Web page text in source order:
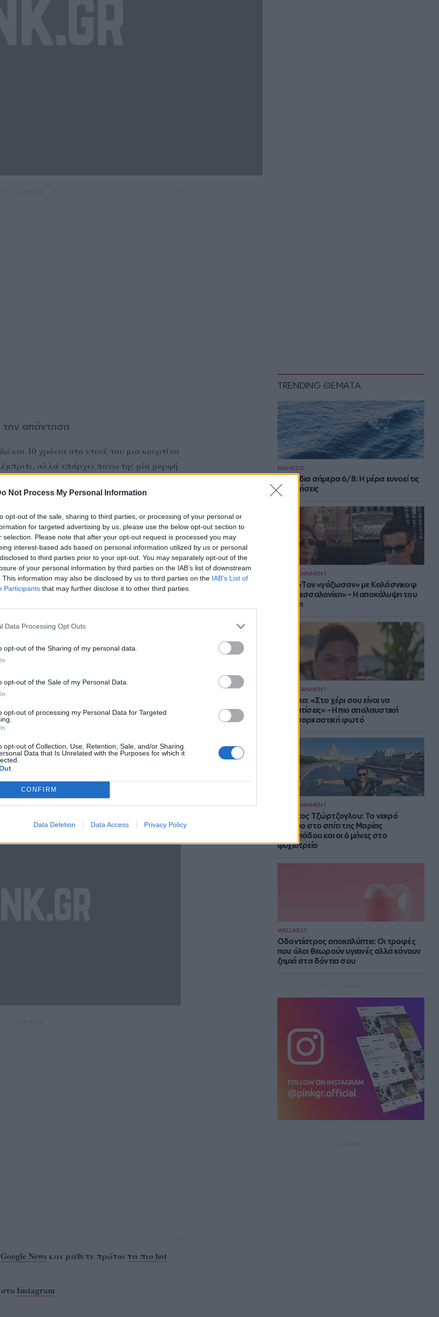
Not Process My Personal Information
opt-out of the sale, sharing to third parties, or processing of your personal or
for targeted advertising by us, please use the below opt-out section to
selection. Please note that after your opt-out request is processed you may
interest-based ads based on personal information utilized by us or personal
to third parties prior to your opt-out. You may separately opt-out of the
of your personal information by third parties on the IAB’s list of downstream
This information may also be disclosed by us to third parties on the IAB’s List of
Participants that may further disclose it to other third parties.
Data Processing Opt Outs
opt-out of the Sharing of my personal data.
opt-out of the Sale of my Personal Data.
opt-out of processing my Personal Data for Targeted
opt-out of Collection, Use, Retention, Sale, and/or Sharing
Data that Is Unrelated with the Purposes for which it
CONFIRM
Data Deletion Data Access Privacy Policy
TRENDING ΘΕΜΑΤΑ
ΕΙΔΗΣΕΙΣ
Τα ζώδια σήμερα 6/8: Η μέρα ευνοεί τις
συζητήσεις
ENTERTAINMENT
Νίνο: «Τον «γάζωσαν» με Καλάσνικοφ
στη Θεσσαλονίκη» – Η αποκάλυψη του
Ψινάκη
ENTERTAINMENT
Μπάρκα: «Στο χέρι σου είναι να
αδυνατίσεις» – Η πιο απολαυστική
αυτοσαρκαστική φωτό
ENTERTAINMENT
Στράτος Τζώρτζογλου: Το νεκρό
έμβρυο στο σπίτι της Μαρίας
Γεωργιάδου και οι 6 μήνες στο
ψυχιατρείο
WELLNESS
Οδοντίατρος αποκαλύπτει: Οι τροφές
που όλοι θεωρούν υγιεινές αλλά κάνουν
ζημιά στα δόντια σου
την απάντηση
και 10 χρόνια στο ντουζ του μια κουρτίνα
αλλά υπάρχει πάνω της μία μορφή
και δεν επικοινωνεί με τον σχεδιαστή
ανάθεμα κι αν ξέρει).
αυτή τη στιγμή προσπαθεί να
Google News και μάθετε πρώτοι τα πιο hot
Instagram